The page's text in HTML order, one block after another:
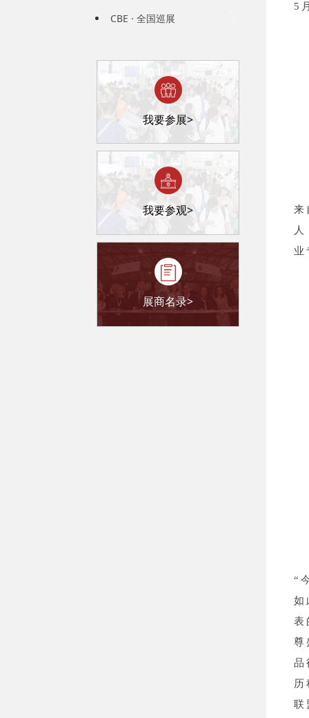
CBE · 全国巡展
我要参展>
我要参观>
展商名录>
5
来
业
“
如
表
尊
品
历
联